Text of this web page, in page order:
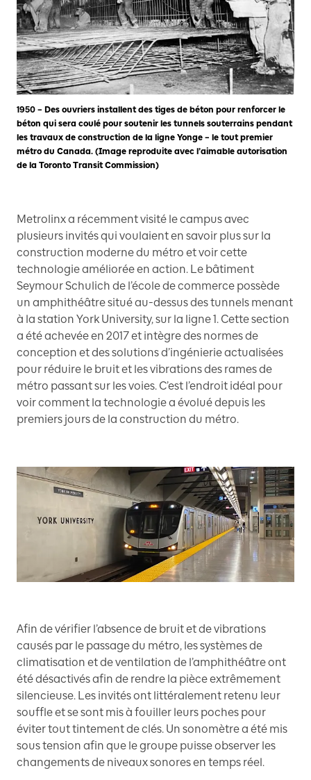
1950 – Des ouvriers installent des tiges de béton pour renforcer le
béton qui sera coulé pour soutenir les tunnels souterrains pendant
les travaux de construction de la ligne Yonge – le tout premier
métro du Canada. (Image reproduite avec l’aimable autorisation
de la Toronto Transit Commission)
Metrolinx a récemment visité le campus avec
plusieurs invités qui voulaient en savoir plus sur la
construction moderne du métro et voir cette
technologie améliorée en action. Le bâtiment
Seymour Schulich de l’école de commerce possède
un amphithéâtre situé au-dessus des tunnels menant
à la station York University, sur la ligne 1. Cette section
a été achevée en 2017 et intègre des normes de
conception et des solutions d’ingénierie actualisées
pour réduire le bruit et les vibrations des rames de
métro passant sur les voies. C’est l’endroit idéal pour
voir comment la technologie a évolué depuis les
premiers jours de la construction du métro.
Afin de vérifier l’absence de bruit et de vibrations
causés par le passage du métro, les systèmes de
climatisation et de ventilation de l’amphithéâtre ont
été désactivés afin de rendre la pièce extrêmement
silencieuse. Les invités ont littéralement retenu leur
souffle et se sont mis à fouiller leurs poches pour
éviter tout tintement de clés. Un sonomètre a été mis
sous tension afin que le groupe puisse observer les
changements de niveaux sonores en temps réel.